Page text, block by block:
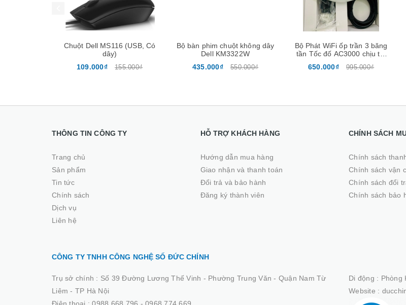
Chuột Dell MS116 (USB, Có
155.000₫
Bộ bàn phim chuột không dây
Dell KM3322W
550.000₫
Bộ Phát WiFi ốp trần 3 băng
tần Tốc đố AC3000 chịu tải
995.000₫
Chuột
THÔNG TIN CÔNG TY
Trang chủ
Sản phẩm
Tin tức
Chính sách
Dịch vụ
Liên hệ
HỖ TRỢ KHÁCH HÀNG
Hướng dẫn mua hàng
Giao nhận và thanh toán
Đổi trả và bảo hành
Đăng ký thành viên
CHÍNH SÁCH
Chính sách
Chính sách vận
Chính sách đổi
Chính sách bảo
CÔNG TY TNHH CÔNG NGHỆ SỐ ĐỨC CHÍNH
Trụ sở chính : Số 39 Đường Lương Thế Vinh - Phường Trung Văn - Quận Nam Từ
Liêm - TP Hà Nội
Điện thoại :0988.668.796 - 0968.774.669
Di động : Phòng
Website :